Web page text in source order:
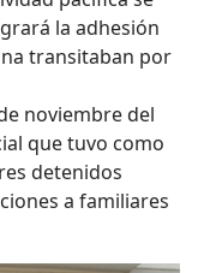
la adhesión
transitaban por
noviembre del
que tuvo como
detenidos
a familiares